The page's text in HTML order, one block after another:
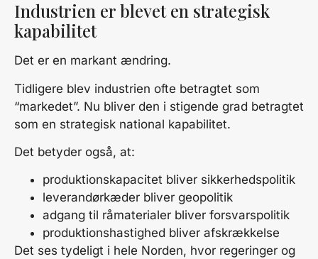
Industrien er blevet en strategisk
kapabilitet
Det er en markant ændring.
Tidligere blev industrien ofte betragtet som
“markedet”. Nu bliver den i stigende grad betragtet
som en strategisk national kapabilitet.
Det betyder også, at:
produktionskapacitet bliver sikkerhedspolitik
leverandørkæder bliver geopolitik
adgang til råmaterialer bliver forsvarspolitik
produktionshastighed bliver afskrækkelse
Det ses tydeligt i hele Norden, hvor regeringer og